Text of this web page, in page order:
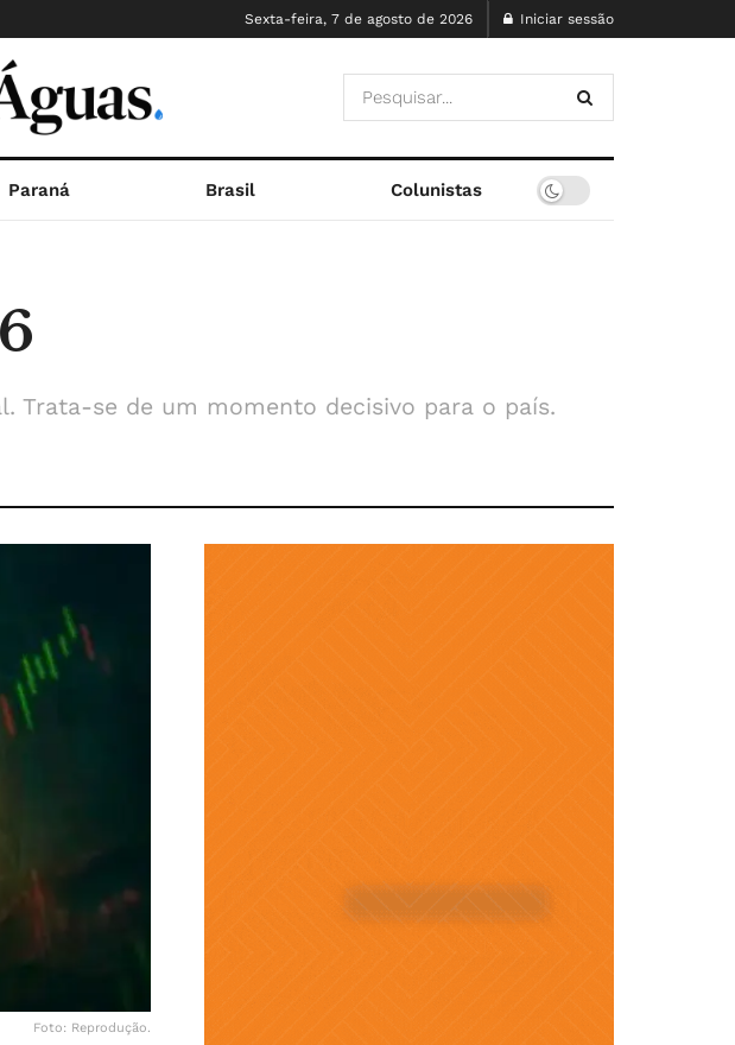
Sexta-feira, 7 de agosto de 2026 Iniciar sessão
Paraná Brasil Colunistas
Trata-se de um momento decisivo para o país.
Foto: Reprodução.